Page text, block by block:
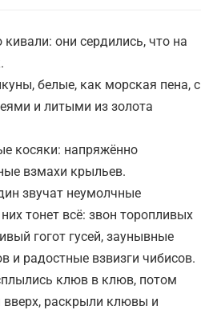
они сердились, что на
белые, как морская пена, с
и литыми из золота
косяки: напряжённо
взмахи крыльев.
звучат неумолчные
тонет всё: звон торопливых
гогот гусей, заунывные
и радостные взвизги чибисов.
клюв в клюв, потом
раскрыли клювы и